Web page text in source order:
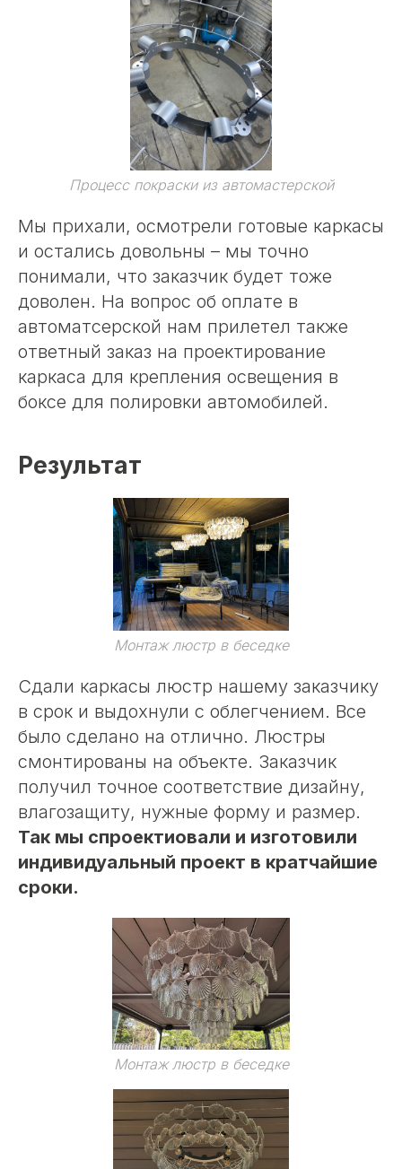
Процесс покраски из автомастерской
Мы прихали, осмотрели готовые каркасы
и остались довольны – мы точно
понимали, что заказчик будет тоже
доволен. На вопрос об оплате в
автоматсерской нам прилетел также
ответный заказ на проектирование
каркаса для крепления освещения в
боксе для полировки автомобилей.
Результат
Монтаж люстр в беседке
Сдали каркасы люстр нашему заказчику
в срок и выдохнули с облегчением. Все
было сделано на отлично. Люстры
смонтированы на объекте. Заказчик
получил точное соответствие дизайну,
влагозащиту, нужные форму и размер.
Так мы спроектиовали и изготовили
индивидуальный проект в кратчайшие
сроки.
Монтаж люстр в беседке